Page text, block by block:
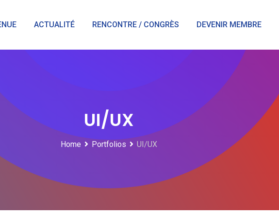
ACTUALITÉ RENCONTRE / CONGRÈS DEVENIR MEMBRE
UI/UX
Home Portfolios UI/UX